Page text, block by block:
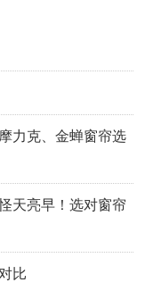
力克、金蝉窗帘选
天亮早！选对窗帘
比